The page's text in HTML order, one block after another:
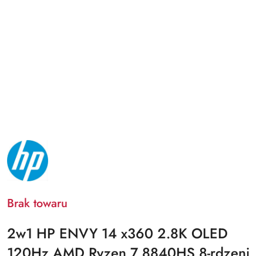
NAZWA
PRODUCENTA:
HP
Brak towaru
2w1 HP ENVY 14 x360 2.8K OLED